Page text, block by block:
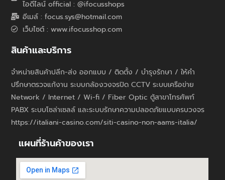
ไอดีไลน์ official : @ifocusshops
อีเมล์ : focus.sys@hotmail.com
เว็บไซต์ : www.ifocusshop.com
สินค้าและบริการ
จำหน่ายสินค้าปลีก-ส่ง ออกแบบ / ติดตั้ง / บำรุงรักษา / ให้คำ
ปรึกษาตรวจแก้งาน ระบบกล้องวงจรปิด CCTV ระบบเครือข่าย
Network / Internet / Wi-fi / Fiber Optic ตู้สาขาโทรศัพท์
PABX ระบบโซล่าเซลล์ และระบบรักษาความปลอดภัยแบบครบวงจร
https://italiani-casino.com/siti-casino-non-aams-italia/
แผนที่ร้านค้าของเรา